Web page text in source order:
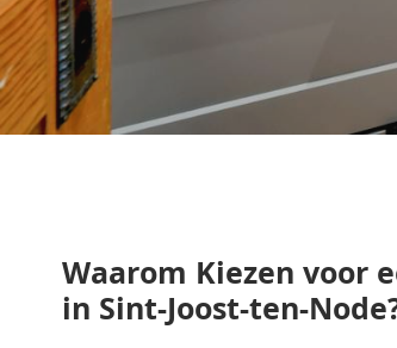
Waarom Kiezen voor
in Sint-Joost-ten-